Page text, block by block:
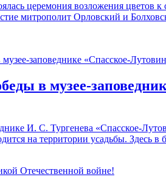
церемония возложения
митрополит Орловский и
в музее-
И. С. Тургенева «Спасское-
на территории усадьбы. Здесь